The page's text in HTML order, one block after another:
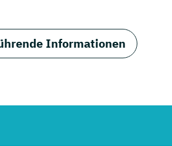
Informationen